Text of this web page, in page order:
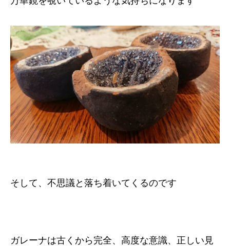
そして、不思議と落ち着いてくるのです
ガレーナは古くから完全、高度な意識、正しい見